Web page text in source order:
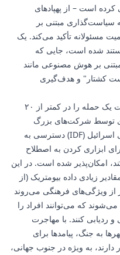
است – از پهپادهای
سیاست‌گذاری مبتنی بر
مسئولانه تأکید می‌کند. یک
شده است، جایی که
بر هوش مصنوعی مانند
کشتار" و هدف‌گیری
محققان دریافتند که اپراتورها گاهی اوقات یک حمله را در کمتر از ۲۰
حدی توسط شرکت‌های بزرگ
فناوری مانند گوگل که به نیروهای دفاعی اسرائیل (IDF) دسترسی به
ابزاری کردن به اصطلاح
امکان‌پذیر شده است. در این
زیادی داده بیومتریک (از
از ویژگی‌های فرهنگی می‌روند
که می‌توانند افراد را
ردیابی کنند. با مهاجرت
به جنگ، پیامدها برای
به ویژه در جنوب جهانی،